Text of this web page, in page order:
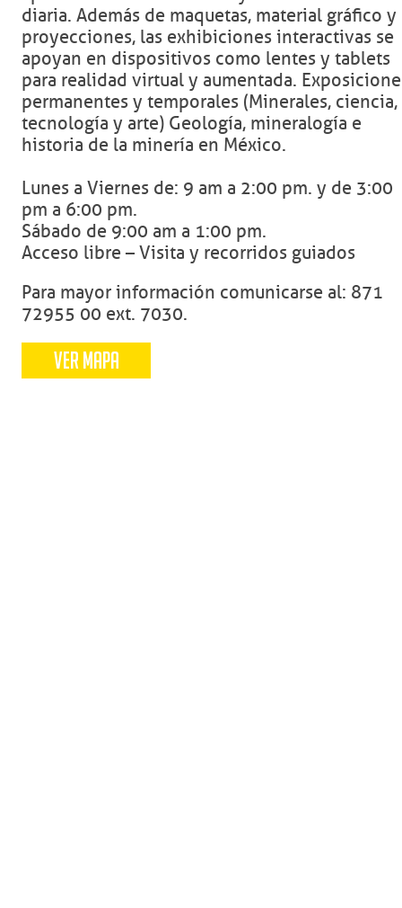
diaria. Además de maquetas, material gráfico y
proyecciones, las exhibiciones interactivas se
apoyan en dispositivos como lentes y tablets
para realidad virtual y aumentada.
permanentes y temporales (Minerales, ciencia,
tecnología y arte) Geología, mineralogía e
historia de la minería en México.
Lunes a Viernes de: 9 am a 2:00 pm. y de 3:00
pm a 6:00 pm.
Sábado de 9:00 am a 1:00 pm.
Acceso libre – Visita y recorridos guiados
Para mayor información comunicarse al: 871
72955 00 ext. 7030.
VER MAPA